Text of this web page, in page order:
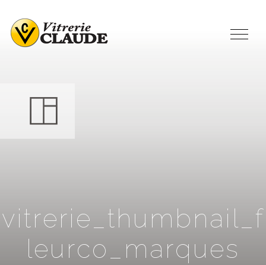
vitrerie thumbnai l f
leurco marques